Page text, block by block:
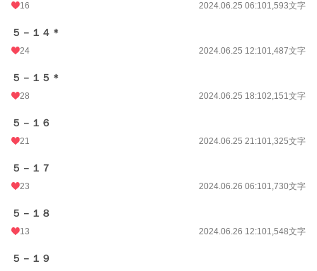
16 2024.06.25 06:101,593文字
５－１４＊
24 2024.06.25 12:101,487文字
５－１５＊
28 2024.06.25 18:102,151文字
５－１６
21 2024.06.25 21:101,325文字
５－１７
23 2024.06.26 06:101,730文字
５－１８
13 2024.06.26 12:101,548文字
５－１９